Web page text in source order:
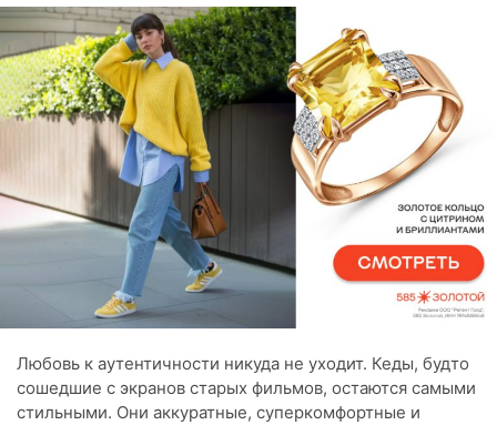
Любовь к аутентичности никуда не уходит. Кеды, будто
сошедшие с экранов старых фильмов, остаются самыми
стильными. Они аккуратные, суперкомфортные и